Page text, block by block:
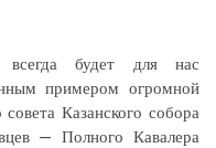
всегда будет для нас
примером огромной
Казанского собора
— Полного Кавалера